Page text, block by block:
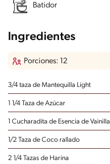
Batidor
Ingredientes
Porciones: 12
3/4 taza de Mantequilla Light
1 1/4 Taza de Azúcar
1 Cucharadita de Esencia de Vainilla
1/2 Taza de Coco rallado
2 1/4 Tazas de Harina